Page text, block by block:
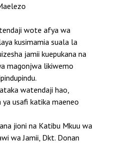
wote afya wa
kusimamia suala la
jamii kuepukana na
magonjwa likiwemo
watendaji hao,
usafi katika maeneo
jioni na Katibu Mkuu wa
wa Jamii, Dkt. Donan